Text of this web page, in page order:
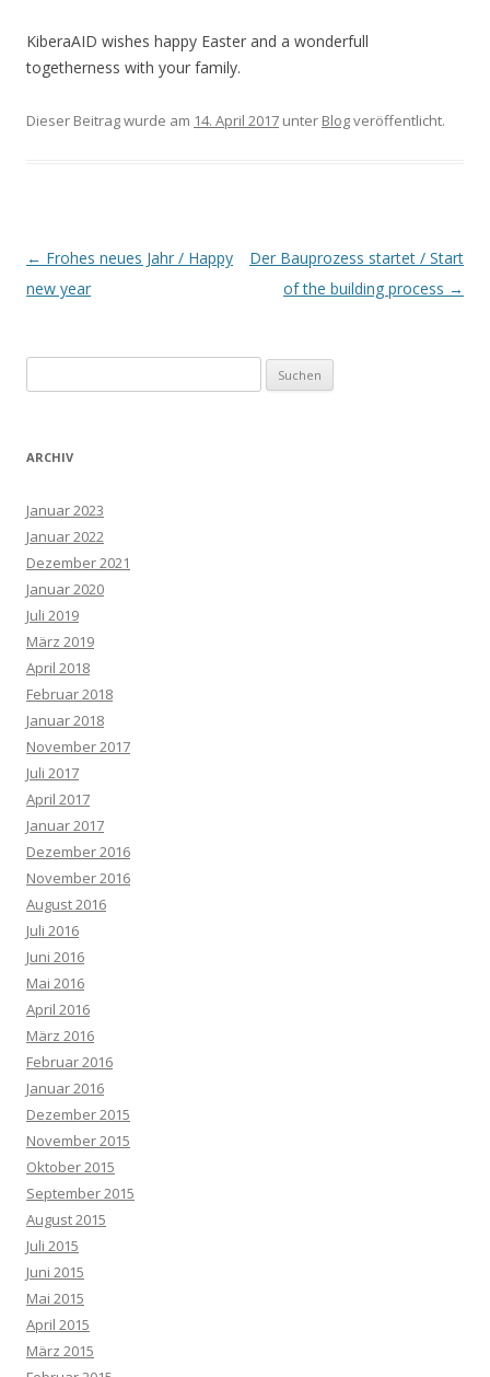
KiberaAID wishes happy Easter and a wonderfull
togetherness with your family.
Dieser Beitrag wurde am 14. April 2017 unter Blogveröffentlicht.
Beitrags-
Navigation
← Frohes neues Jahr / Happy
new year
Der Bauprozess startet / Start
of the building process →
u
h
n
a
c
h
:
ARCHIV
Januar 2023
Januar 2022
Dezember 2021
Januar 2020
Juli 2019
März 2019
April 2018
Februar 2018
Januar 2018
November 2017
Juli 2017
April 2017
Januar 2017
Dezember 2016
November 2016
August 2016
Juli 2016
Juni 2016
Mai 2016
April 2016
März 2016
Februar 2016
Januar 2016
Dezember 2015
November 2015
Oktober 2015
September 2015
August 2015
Juli 2015
Juni 2015
Mai 2015
April 2015
März 2015